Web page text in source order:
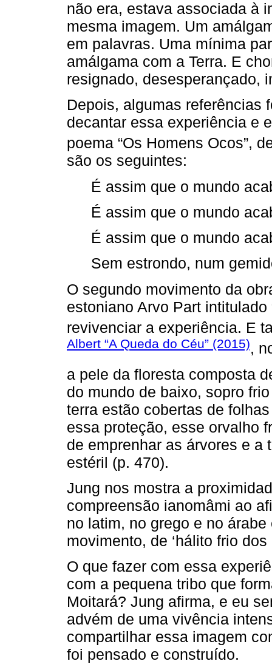
não era, estava associada à
mesma imagem. Um
em palavras. Uma mínima
amálgama com a Terra. E
resignado, desesperançado,
Depois, algumas referências
decantar essa experiência e
poema “Os Homens Ocos”,
são os seguintes:
É assim que o mundo
É assim que o mundo
É assim que o mundo
Sem estrondo, num
O segundo movimento da
estoniano Arvo Part intitulado
revivenciar a experiência. E
Albert “A Queda do Céu” (2015),
a pele da floresta composta
do mundo de baixo, sopro
terra estão cobertas de
essa proteção, esse orvalho
de emprenhar as árvores e a
estéril (p. 470).
Jung nos mostra a
compreensão ianomâmi ao
no latim, no grego e no
movimento, de ‘hálito frio
O que fazer com essa
com a pequena tribo que
Moitará? Jung afirma, e eu
advém de uma vivência
compartilhar essa imagem
foi pensado e construído.